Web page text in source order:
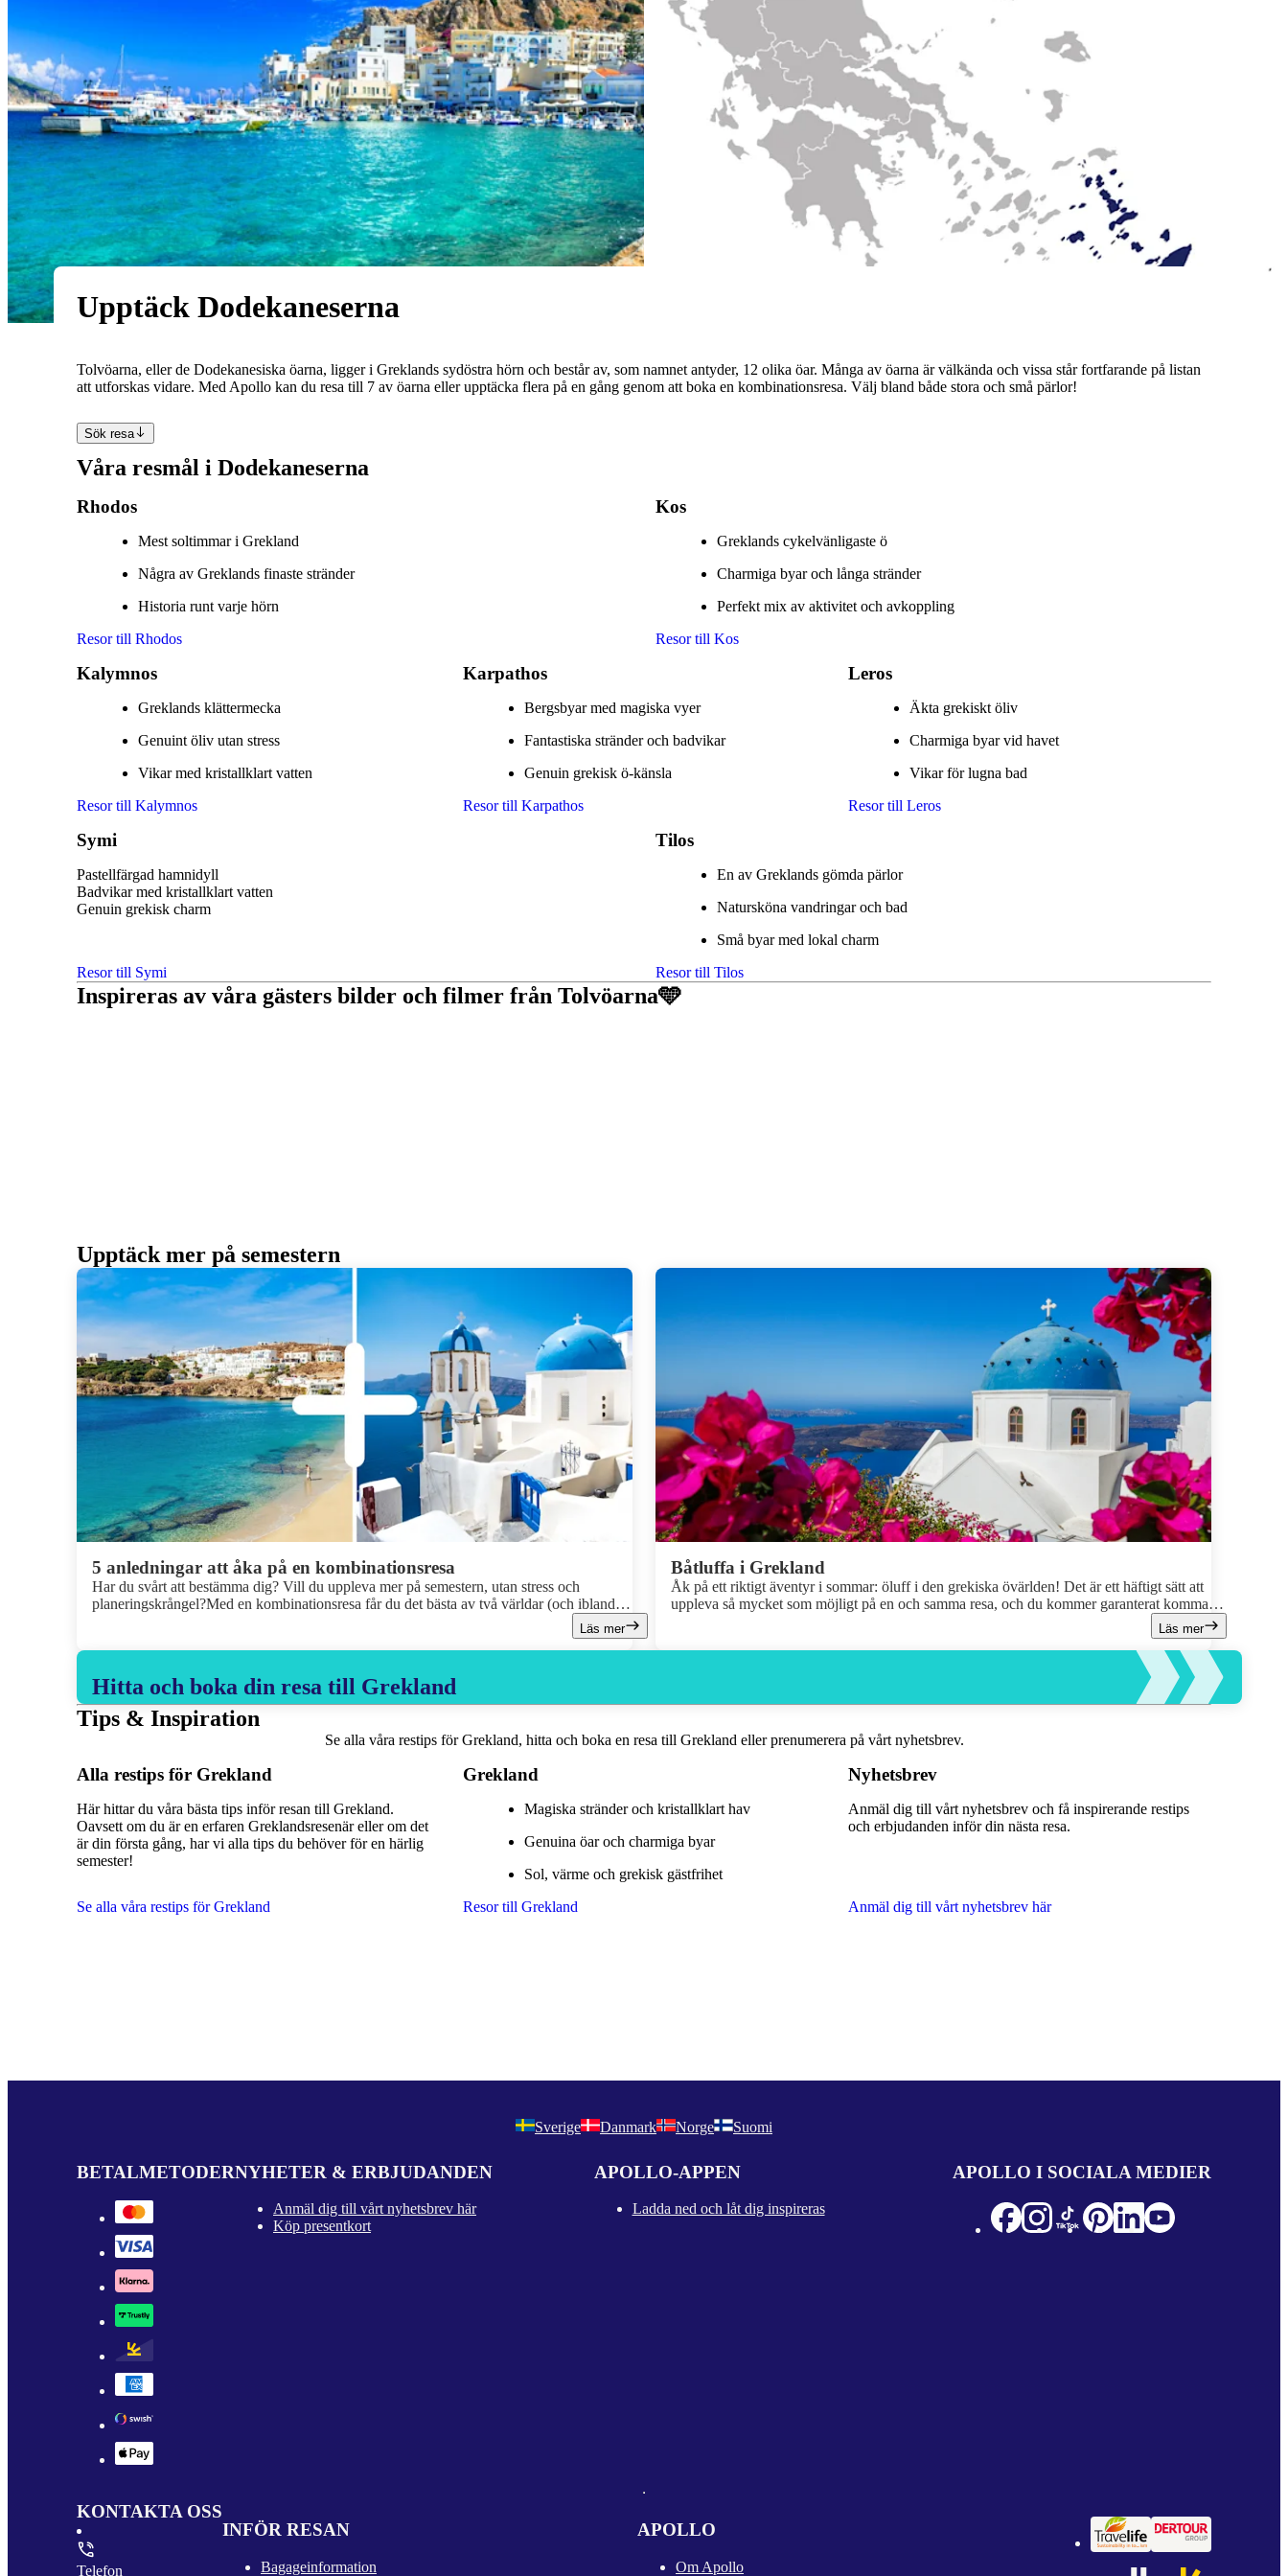
Upptäck Dodekaneserna
Tolvöarna, eller de Dodekanesiska öarna, ligger i Greklands sydöstra hörn och består av, som namnet antyder, 12 olika öar. Många av öarna är välkända och vissa står fortfarande på listan
att utforskas vidare. Med Apollo kan du resa till 7 av öarna eller upptäcka flera på en gång genom att boka en kombinationsresa. Välj bland både stora och små pärlor!
Sök resa
Våra resmål i Dodekaneserna
Rhodos
Mest soltimmar i Grekland
Några av Greklands finaste stränder
Historia runt varje hörn
Resor till Rhodos
Kos
Greklands cykelvänligaste ö
Charmiga byar och långa stränder
Perfekt mix av aktivitet och avkoppling
Resor till Kos
Kalymnos
Greklands klättermecka
Genuint öliv utan stress
Vikar med kristallklart vatten
Resor till Kalymnos
Karpathos
Bergsbyar med magiska vyer
Fantastiska stränder och badvikar
Genuin grekisk ö-känsla
Resor till Karpathos
Leros
Äkta grekiskt öliv
Charmiga byar vid havet
Vikar för lugna bad
Resor till Leros
Symi
Pastellfärgad hamnidyll
Badvikar med kristallklart vatten
Genuin grekisk charm
Resor till Symi
Tilos
En av Greklands gömda pärlor
Natursköna vandringar och bad
Små byar med lokal charm
Resor till Tilos
Inspireras av våra gästers bilder och filmer från Tolvöarna🩵
Upptäck mer på semestern
5 anledningar att åka på en kombinationsresa
Har du svårt att bestämma dig? Vill du uppleva mer på semestern, utan stress och
planeringskrångel?Med en kombinationsresa får du det bästa av två världar (och ibland
fler!). Du slipper pussla ihop flyg, hotell och transfer själv, vi har gjort jobbet åt dig. Här är
Läs mer
Båtluffa i Grekland
Åk på ett riktigt äventyr i sommar: öluff i den grekiska övärlden! Det är ett häftigt sätt att
uppleva så mycket som möjligt på en och samma resa, och du kommer garanterat komma
hem med många härliga minnen. Här har vi samlat alla tips och sådant som är bra att veta
inför båtluffen och tipsar om ett smidigare sätt att båtluffa på genom våra kombinationsresor
– allt för att det ska vara så enkelt som möjligt för dig att boka din drömresa!
Läs mer
Hitta och boka din resa till Grekland
Tips & Inspiration
Se alla våra restips för Grekland, hitta och boka en resa till Grekland eller prenumerera på vårt nyhetsbrev.
Alla restips för Grekland
Här hittar du våra bästa tips inför resan till Grekland.
Oavsett om du är en erfaren Greklandsresenär eller om det
är din första gång, har vi alla tips du behöver för en härlig
semester!
Se alla våra restips för Grekland
Grekland
Magiska stränder och kristallklart hav
Genuina öar och charmiga byar
Sol, värme och grekisk gästfrihet
Resor till Grekland
Nyhetsbrev
Anmäl dig till vårt nyhetsbrev och få inspirerande restips
och erbjudanden inför din nästa resa.
Anmäl dig till vårt nyhetsbrev här
Sverige Danmark Norge Suomi
BETALMETODERNYHETER & ERBJUDANDEN
Anmäl dig till vårt nyhetsbrev här
Köp presentkort
APOLLO-APPEN
Ladda ned och låt dig inspireras
APOLLO I SOCIALA MEDIER
KONTAKTA OSS
Telefon
INFÖR RESAN
Bagageinformation
APOLLO
Om Apollo